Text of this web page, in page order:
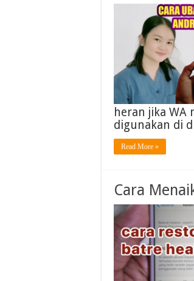
heran jika WA
digunakan di
Read More »
Cara